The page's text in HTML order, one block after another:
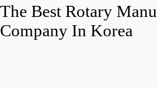
The Best Rotary
Company In Korea